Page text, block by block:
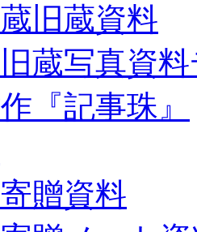
旧蔵資料
蔵写真資
『記事珠』
贈資料